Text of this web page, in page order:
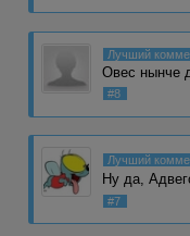
Лучший
Овес нынче
#8
Лучший
Ну да,
#7